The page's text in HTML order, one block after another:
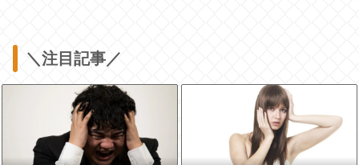
＼注目記事／